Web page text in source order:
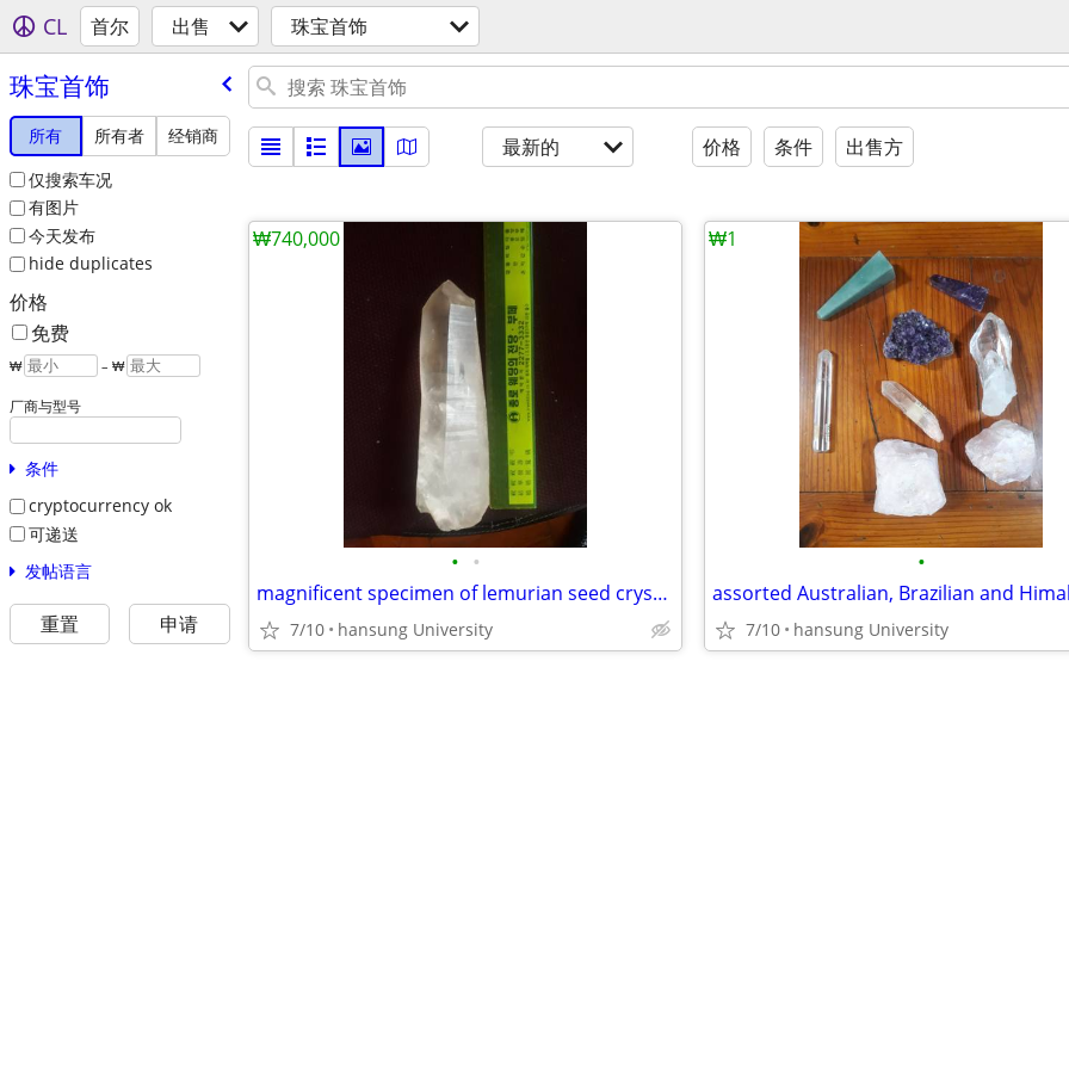
CL 首尔 出售 珠宝首饰
珠宝首饰
所有 所有者
经销商
仅搜索车况
有图片
今天发布
hide duplicates
价格
免费
₩ – ₩
厂商与型号
条件
cryptocurrency ok
可递送
发帖语言
重置 申请
最新的 价格 条件 出售方
• •
magnificent specimen of lemurian seed crystal
7/10 hansung University
₩740,000
•
7/10 hansung University
₩1